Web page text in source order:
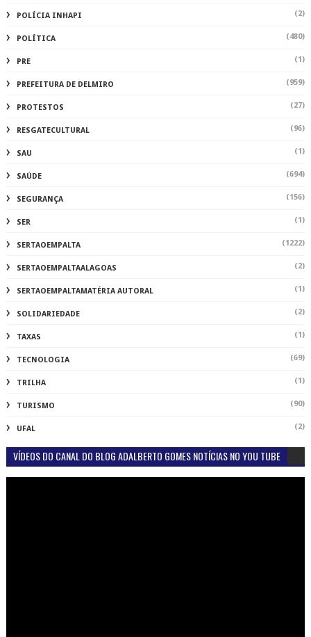
POLÍCIA INHAPI (2)
POLÍTICA (480)
PRE (1)
PREFEITURA DE DELMIRO (959)
PROTESTOS (27)
RESGATECULTURAL (96)
SAU (1)
SAÚDE (694)
SEGURANÇA (156)
SER (1)
SERTAOEMPALTA (1222)
SERTAOEMPALTAALAGOAS (2)
SERTAOEMPALTAMATÉRIA AUTORAL (1)
SOLIDARIEDADE (2)
TAXAS (1)
TECNOLOGIA (69)
TRILHA (1)
TURISMO (90)
UFAL (2)
VÍDEOS DO CANAL DO BLOG ADALBERTO GOMES NOTÍCIAS NO YOU TUBE